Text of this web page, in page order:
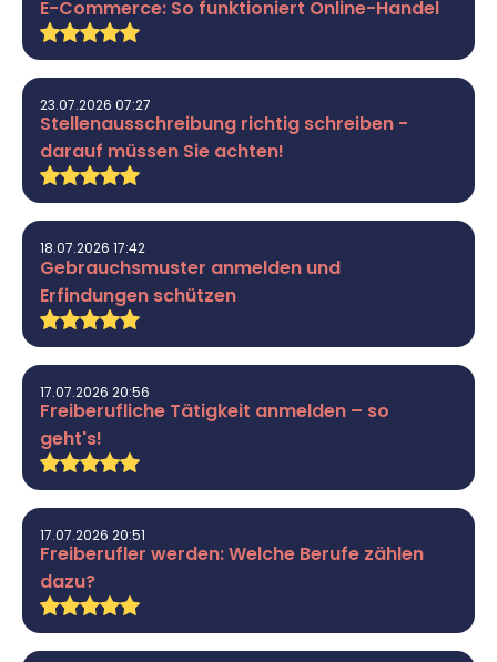
Weitere Tools & Vorlagen
Vergleiche
Steuerberatung
Software
Deals
E-Commerce: So funktioniert Online-Handel
23.07.2026 07:27
Stellenausschreibung richtig schreiben -
darauf müssen Sie achten!
18.07.2026 17:42
Gebrauchsmuster anmelden und
Erfindungen schützen
17.07.2026 20:56
Freiberufliche Tätigkeit anmelden – so
geht's!
17.07.2026 20:51
Freiberufler werden: Welche Berufe zählen
dazu?